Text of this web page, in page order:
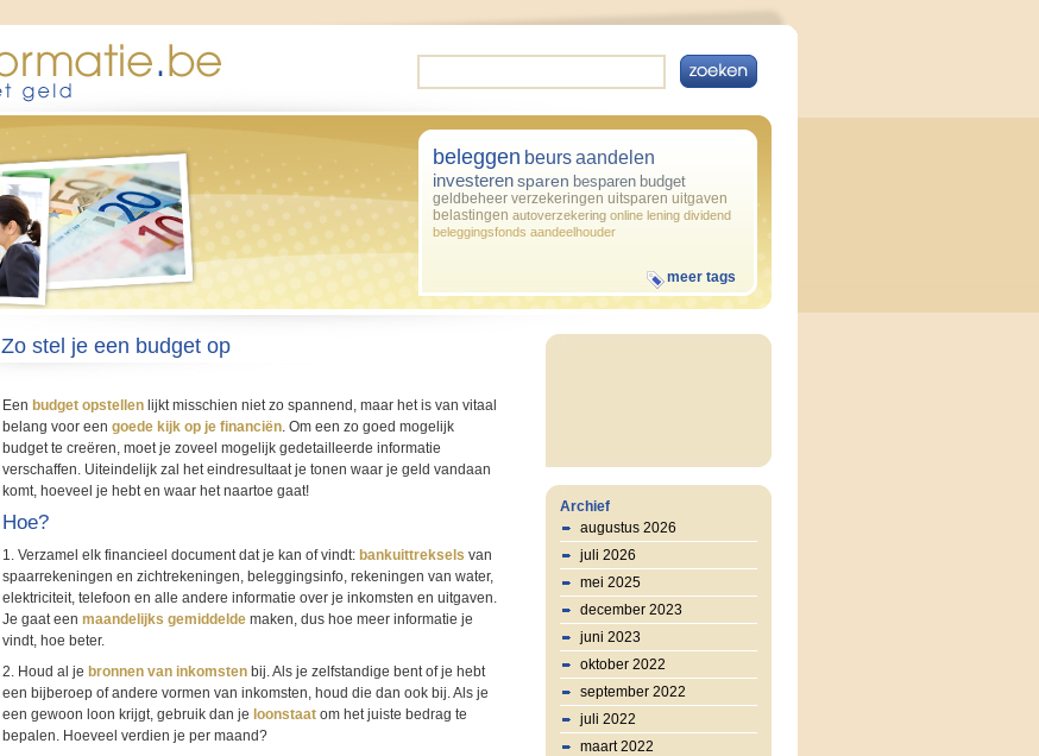
beleggen beurs aandelen
investeren sparen besparen budget
geldbeheer verzekeringen uitsparen uitgaven
belastingen autoverzekering online lening dividend
beleggingsfonds aandeelhouder
meer tags
Zo stel je een budget op
Een budget opstellenlijkt misschien niet zo spannend, maar het is van vitaal
belang voor een goede kijk op je financiën. Om een zo goed mogelijk
budget te creëren, moet je zoveel mogelijk gedetailleerde informatie
verschaffen. Uiteindelijk zal het eindresultaat je tonen waar je geld vandaan
komt, hoeveel je hebt en waar het naartoe gaat!
Hoe?
1. Verzamel elk financieel document dat je kan of vindt: bankuittreksels van
spaarrekeningen en zichtrekeningen, beleggingsinfo, rekeningen van water,
elektriciteit, telefoon en alle andere informatie over je inkomsten en uitgaven.
Je gaat een maandelijks gemiddeldemaken, dus hoe meer informatie je
vindt, hoe beter.
2. Houd al je bronnen van inkomstenbij. Als je zelfstandige bent of je hebt
een bijberoep of andere vormen van inkomsten, houd die dan ook bij. Als je
een gewoon loon krijgt, gebruik dan je loonstaat om het juiste bedrag te
bepalen. Hoeveel verdien je per maand?
Archief
augustus 2026
juli 2026
mei 2025
december 2023
juni 2023
oktober 2022
september 2022
juli 2022
maart 2022